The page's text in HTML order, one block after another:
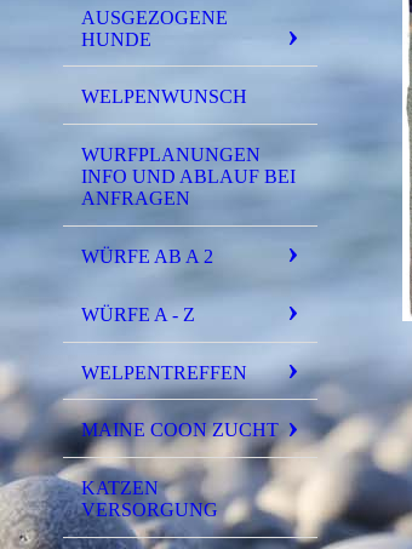
AUSGEZOGENE
HUNDE
WELPENWUNSCH
WURFPLANUNGEN
INFO UND ABLAUF BEI
ANFRAGEN
WÜRFE AB A 2
WÜRFE A - Z
WELPENTREFFEN
MAINE COON ZUCHT
KATZEN
VERSORGUNG